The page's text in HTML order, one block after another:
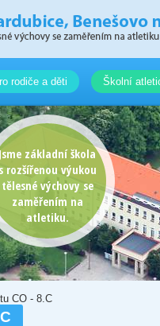
rodiče a děti Školní
Jsme základní škola
s rozšířenou výukou
tělesné výchovy se
zaměřením na
atletiku.
CO - 8.C